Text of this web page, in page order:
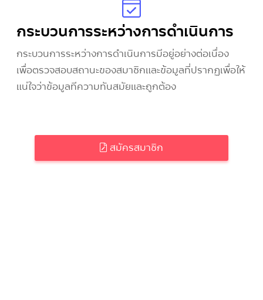
กระบวนการระหว่างการดำเนินการ
กระบวนการระหว่างการดำเนินการมีอยู่อย่างต่อเนื่อง
เพื่อตรวจสอบสถานะของสมาชิกและข้อมูลที่ปรากฏเพื่อให้
แน่ใจว่าข้อมูลทีความทันสมัยและถูกต้อง
สมัครสมาชิก